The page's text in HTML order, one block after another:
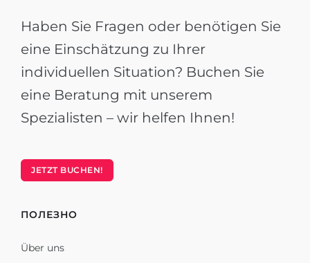
Haben Sie Fragen oder benötigen Sie
eine Einschätzung zu Ihrer
individuellen Situation? Buchen Sie
eine Beratung mit unserem
Spezialisten – wir helfen Ihnen!
JETZT BUCHEN!
ПОЛЕЗНО
Über uns